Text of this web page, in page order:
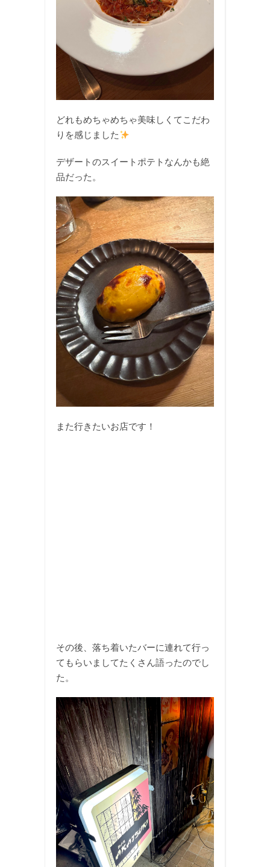
どれもめちゃめちゃ美味しくてこだわ
りを感じました
デザートのスイートポテトなんかも絶
品だった。
また行きたいお店です！
その後、落ち着いたバーに連れて行っ
てもらいましてたくさん語ったのでし
た。